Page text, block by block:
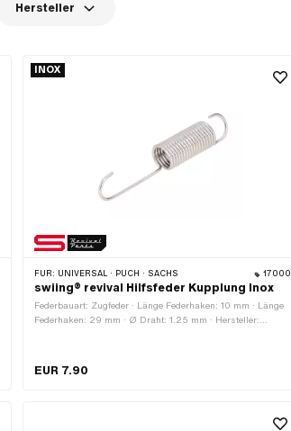
Hersteller
INOX
FÜR: UNIVERSAL · PUCH · SACHS 17000
swiing® revival Hilfsfeder Kupplung Inox
Federbauart: Zugfeder · Länge Federhaken: 10 mm · Länge
Federhaken: 29 mm · Ø Draht: 1.25 mm · Hersteller:
mm
EUR 7.90